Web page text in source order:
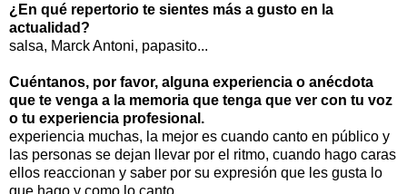
¿En qué repertorio te sientes más a gusto en la
actualidad?
salsa, Marck Antoni, papasito...
Cuéntanos, por favor, alguna experiencia o anécdota
que te venga a la memoria que tenga que ver con tu voz
o tu experiencia profesional.
experiencia muchas, la mejor es cuando canto en público y
las personas se dejan llevar por el ritmo, cuando hago caras
ellos reaccionan y saber por su expresión que les gusta lo
que hago y como lo canto.